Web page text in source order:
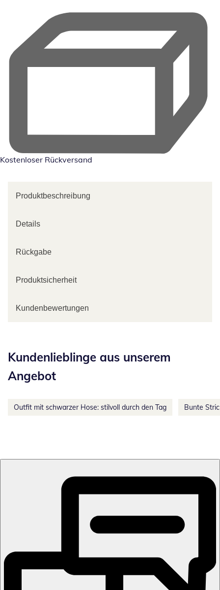
Kostenloser Rückversand
Produktbeschreibung
Details
Rückgabe
Produktsicherheit
Kundenbewertungen
Kundenlieblinge aus unserem
Angebot
Outfit mit schwarzer Hose: stilvoll durch den Tag Bunte